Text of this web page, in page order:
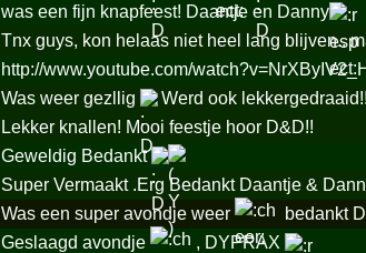
was een fijn knapfeest! Daantje en Danny
Tnx guys, kon helaas niet heel lang blijven..
http://www.youtube.com/
Was weer gezllig Werd ook lekkergedraaid!!
Lekker knallen! Mooi feestje hoor D&D!!
Geweldig Bedankt
Super Vermaakt .Erg Bedankt Daantje &
Was een super avondje weer bedankt
Geslaagd avondje , DYPRAX